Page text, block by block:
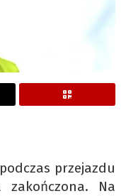
przejazdu
zakończona. Na